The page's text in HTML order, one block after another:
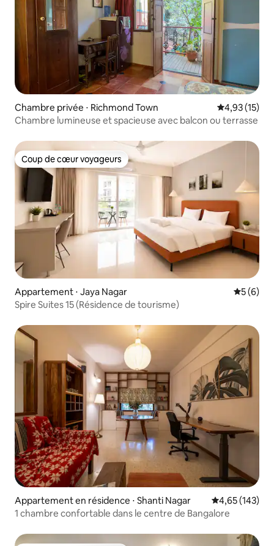
Chambre privée ⋅ Richmond Town Évaluation
4,93 (15)
Chambre lumineuse et spacieuse avec balcon ou terrasse
Coup de cœur voyageurs
Coup de cœur voyageurs
Appartement ⋅ Jaya Nagar
5 (6)
Spire Suites 15 (Résidence de tourisme)
Appartement en résidence ⋅ Shanti Nagar Évaluation
4,65 (143)
1 chambre confortable dans le centre de Bangalore